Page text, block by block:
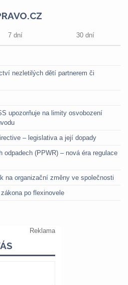
7 dní 30 dní
nezletilých dětí partnerem či
upozorňuje na limity osvobození
– legislativa a její dopady
odpadech (PPWR) – nová éra regulace
na organizační změny ve společnosti
po flexinovele